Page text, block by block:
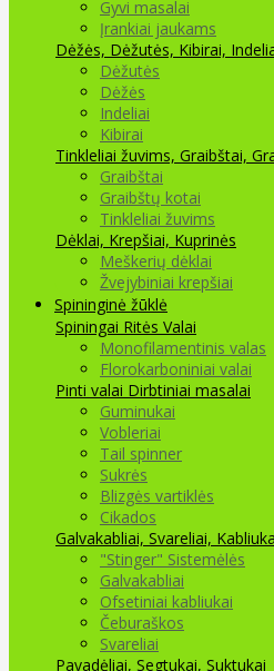
Gyvi masalai
Įrankiai jaukams
Dėžės, Dėžutės, Kibirai,
Dėžutės
Dėžės
Indeliai
Kibirai
Tinkleliai žuvims, Graibštai,
Graibštai
Graibštų kotai
Tinkleliai žuvims
Dėklai, Krepšiai, Kuprinės
Meškerių dėklai
Žvejybiniai krepšiai
Spininginė žūklė
Spiningai Ritės Valai
Monofilamentinis valas
Florokarboniniai valai
Pinti valai Dirbtiniai masalai
Guminukai
Vobleriai
Tail spinner
Sukrės
Blizgės vartiklės
Cikados
Galvakabliai, Svareliai,
"Stinger" Sistemėlės
Galvakabliai
Ofsetiniai kabliukai
Čeburaškos
Svareliai
Pavadėliai, Segtukai, Suktukai